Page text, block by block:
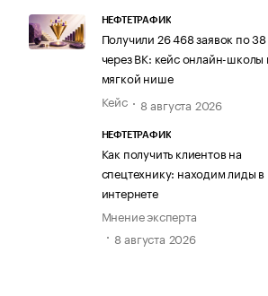
НЕФТЕТРАФИК
Получили 26 468 заявок по
через ВК: кейс онлайн-школы
мягкой нише
Кейс
8 августа 2026
НЕФТЕТРАФИК
Как получить клиентов на
спецтехнику: находим лиды в
интернете
Мнение эксперта
8 августа 2026